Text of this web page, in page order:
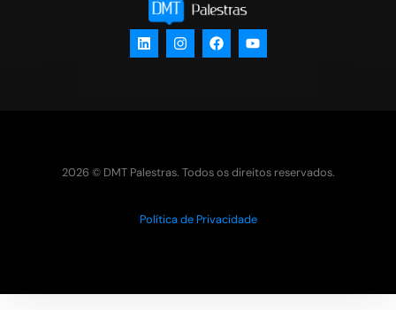
2026 © DMT Palestras. Todos os direitos reservados.
Política de Privacidade